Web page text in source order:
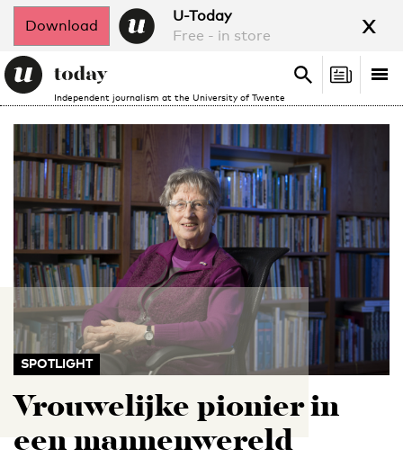
Download
U-Today
Free - in store
x
Independent journalism at the University of Twente
Search
Search
SPOTLIGHT
Vrouwelijke pionier in
een mannenwereld